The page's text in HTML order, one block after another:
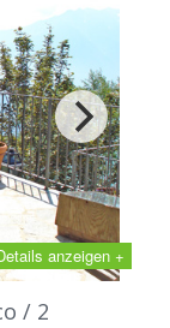
anzeigen +
/ 2